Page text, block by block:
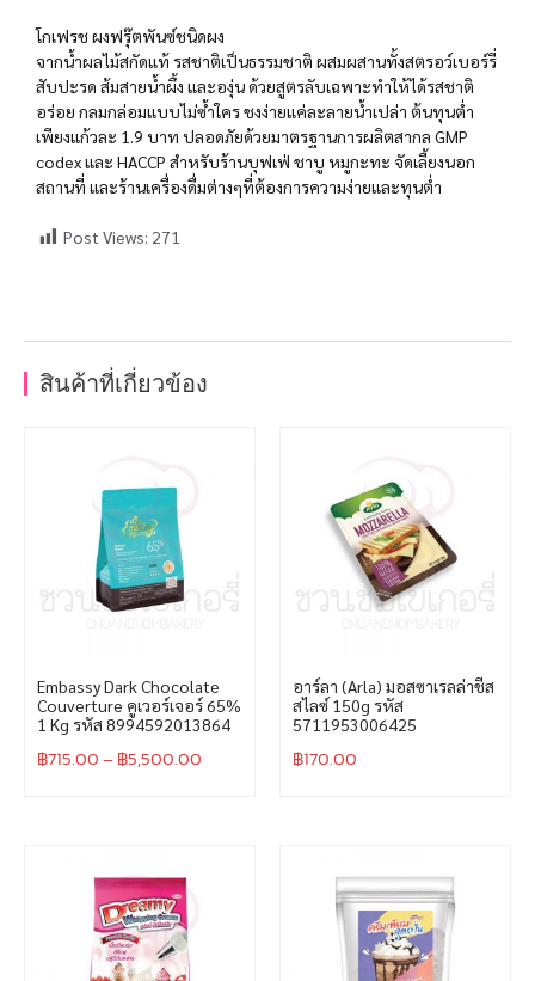
โกเฟรช ผงฟรุ๊ตพันซ์ชนิดผง
จากน้ำผลไม้สกัดแท้ รสชาติเป็นธรรมชาติ ผสมผสานทั้งสตรอว์เบอร์รี่
สับปะรด ส้มสายน้ำผึ้ง และองุ่น ด้วยสูตรลับเฉพาะทำให้ได้รสชาติ
อร่อย กลมกล่อมแบบไม่ซ้ำใคร ชงง่ายแค่ละลายน้ำเปล่า ต้นทุนต่ำ
เพียงแก้วละ 1.9 บาท ปลอดภัยด้วยมาตรฐานการผลิตสากล GMP
codex และ HACCP สำหรับร้านบุฟเฟ่ ชาบู หมูกะทะ จัดเลี้ยงนอก
สถานที่ และร้านเครื่องดื่มต่างๆที่ต้องการความง่ายและทุนต่ำ
Post Views: 271
สินค้าที่เกี่ยวข้อง
Embassy Dark Chocolate
Couverture คูเวอร์เจอร์ 65%
1 Kg รหัส 8994592013864
฿715.00– ฿5,500.00
อาร์ลา (Arla) มอสซาเรลล่าชีส
สไลซ์ 150g รหัส
5711953006425
฿170.00